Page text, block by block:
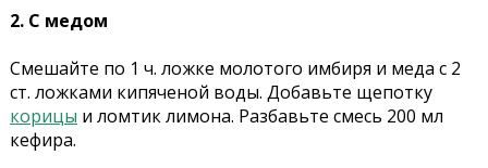
2. С медом
Смешайте по 1 ч. ложке молотого имбиря и меда с 2
ст. ложками кипяченой воды. Добавьте щепотку
корицы и ломтик лимона. Разбавьте смесь 200 мл
кефира.